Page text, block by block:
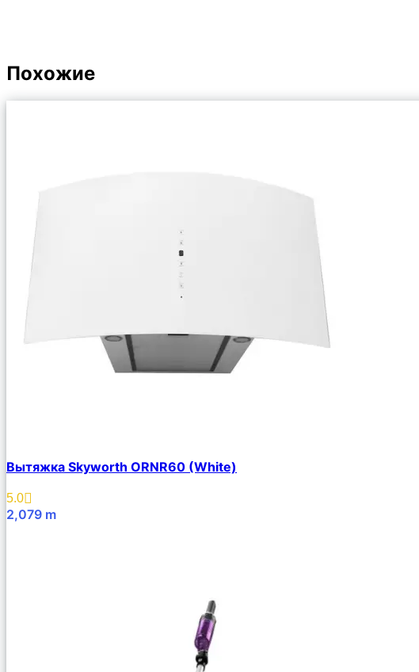
Похожие
Вытяжка Skyworth ORNR60 (White)
5.0
2,079 m